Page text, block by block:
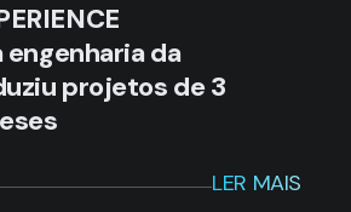
da
projetos de 3
LER MAIS